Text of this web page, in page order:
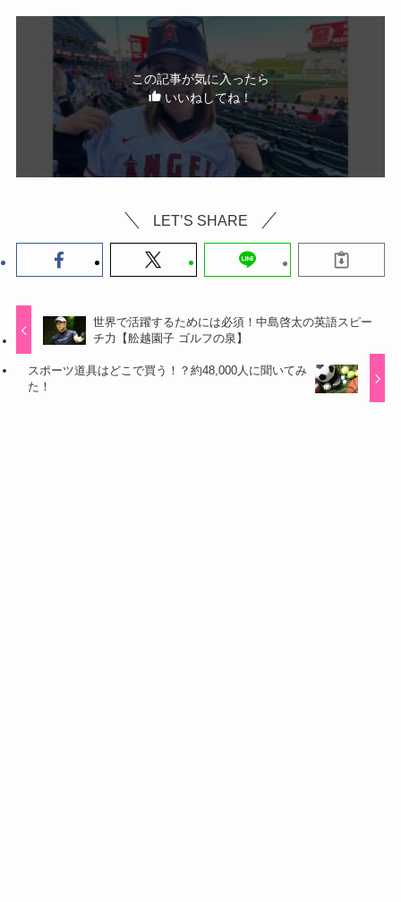
この記事が気に入ったら
いいねしてね！
LET’S SHARE
世界で活躍するためには必須！中島啓太の英語スピー
チ力【舩越園子 ゴルフの泉】
スポーツ道具はどこで買う！？約48,000人に聞いてみ
た！